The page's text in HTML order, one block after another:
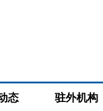
态 驻外机构